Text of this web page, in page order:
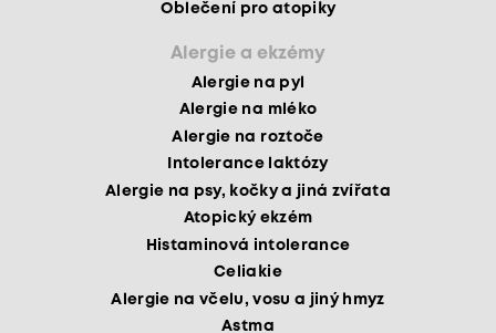
Oblečení pro atopiky
Alergie a ekzémy
Alergie na pyl
Alergie na mléko
Alergie na roztoče
Intolerance laktózy
Alergie na psy, kočky a jiná zvířata
Atopický ekzém
Histaminová intolerance
Celiakie
Alergie na včelu, vosu a jiný hmyz
Astma